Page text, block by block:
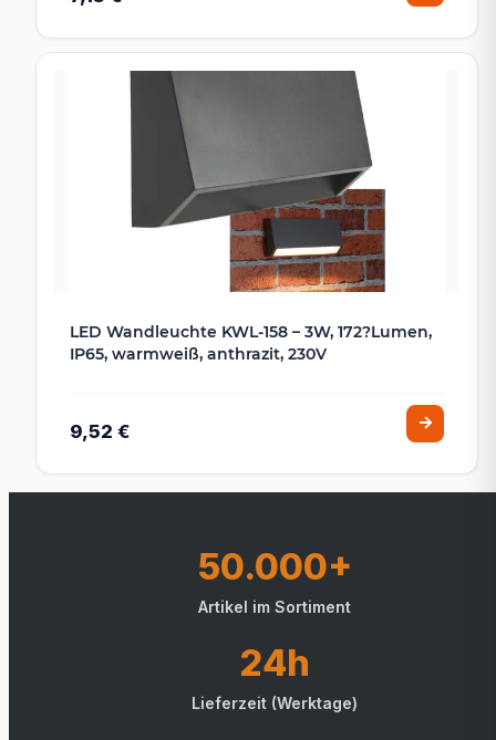
LED Wandleuchte KWL-158 – 3W, 172?Lumen,
IP65, warmweiß, anthrazit, 230V
9,52 €
50.000+
Artikel im Sortiment
24h
Lieferzeit (Werktage)